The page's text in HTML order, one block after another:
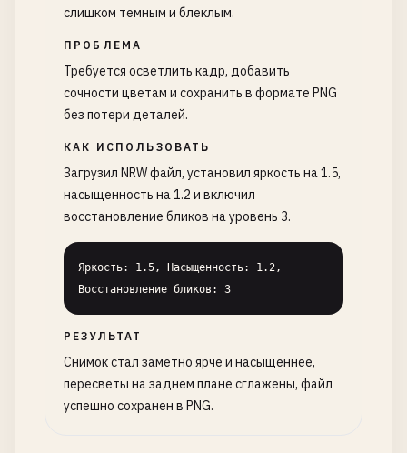
слишком темным и блеклым.
ПРОБЛЕМА
Требуется осветлить кадр, добавить
сочности цветам и сохранить в формате PNG
без потери деталей.
КАК ИСПОЛЬЗОВАТЬ
Загрузил NRW файл, установил яркость на 1.5,
насыщенность на 1.2 и включил
восстановление бликов на уровень 3.
Яркость: 1.5, Насыщенность: 1.2,
Восстановление бликов: 3
РЕЗУЛЬТАТ
Снимок стал заметно ярче и насыщеннее,
пересветы на заднем плане сглажены, файл
успешно сохранен в PNG.